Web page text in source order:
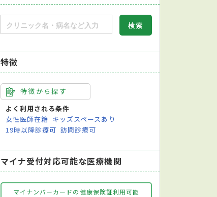
特徴
特徴から探す
よく利用される条件
女性医師在籍 キッズスペースあり
19時以降診療可 訪問診療可
マイナ受付対応可能な医療機関
マイナンバーカードの健康保険証利用可能